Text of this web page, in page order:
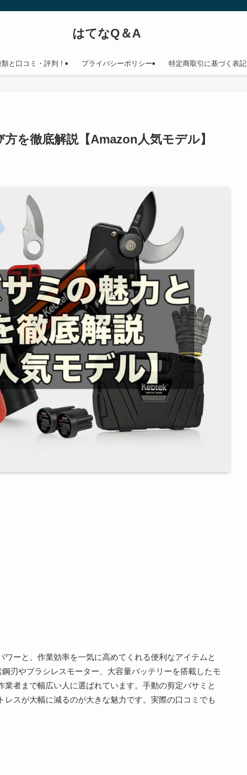
はてなQ＆A
と口コミ・評判！ プライバシーポリシー 特定商取引に基づく表記
を徹底解説【Amazon人気モデル】
ーと、作業効率を一気に高めてくれる便利なアイテムと
刃やブラシレスモーター、大容量バッテリーを搭載したモ
者まで幅広い人に選ばれています。手動の剪定バサミと
スが大幅に減るのが大きな魅力です。実際の口コミでも